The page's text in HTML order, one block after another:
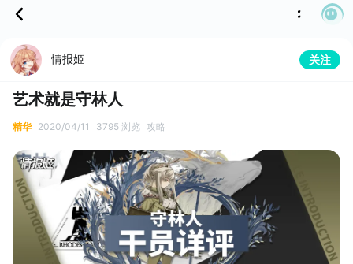
情报姬 关注
艺术就是守林人
精华 2020/04/11 3795 浏览 攻略